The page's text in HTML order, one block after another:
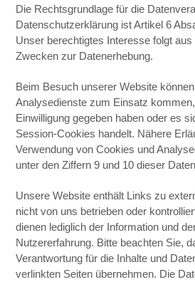
Die Rechtsgrundlage für die
Datenschutzerklärung ist Artikel 6
Unser berechtigtes Interesse folgt
Zwecken zur Datenerhebung.
Beim Besuch unserer Website
Analysedienste zum Einsatz
Einwilligung gegeben haben oder es
Session-Cookies handelt. Nähere
Verwendung von Cookies und
unter den Ziffern 9 und 10 dieser
Unsere Website enthält Links zu
nicht von uns betrieben oder
dienen lediglich der Information und
Nutzererfahrung. Bitte beachten Sie,
Verantwortung für die Inhalte und
verlinkten Seiten übernehmen. Die